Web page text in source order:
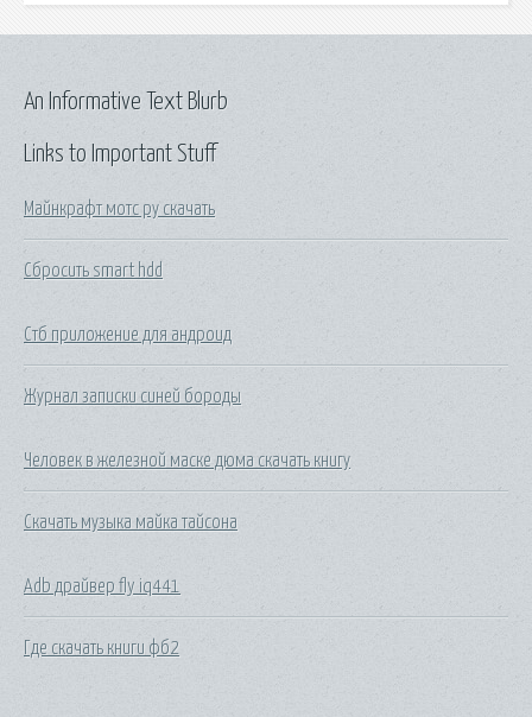
Links to Important Stuff
Майнкрафт мотс ру скачать
Сбросить smart hdd
Стб приложение для андроид
Журнал записки синей бороды
Человек в железной маске дюма скачать книгу
Скачать музыка майка тайсона
Adb драйвер fly iq441
Где скачать книги фб2
An Informative Text Blurb